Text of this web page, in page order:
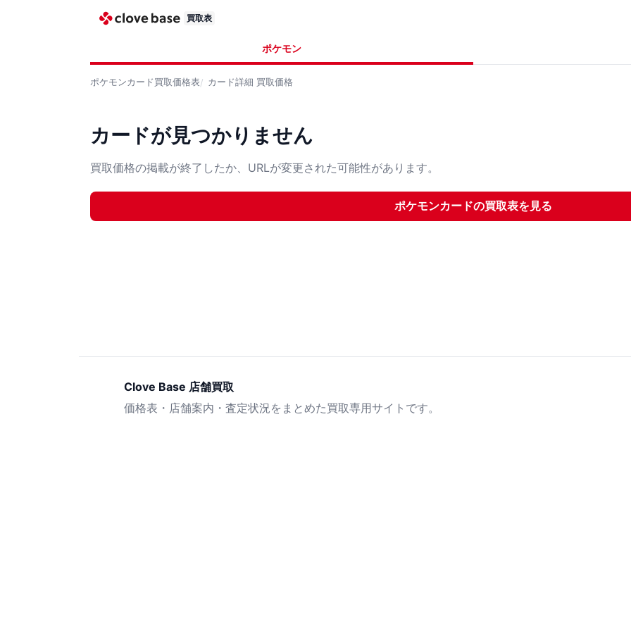
買取表
ポケモン
ポケモンカード買取価格表 カード詳細 買取価格
カードが見つかりません
買取価格の掲載が終了したか、URLが変更された可能性があります。
ポケモンカードの買取表を見る
Clove Base 店舗買取
価格表・店舗案内・査定状況をまとめた買取専用サイトです。